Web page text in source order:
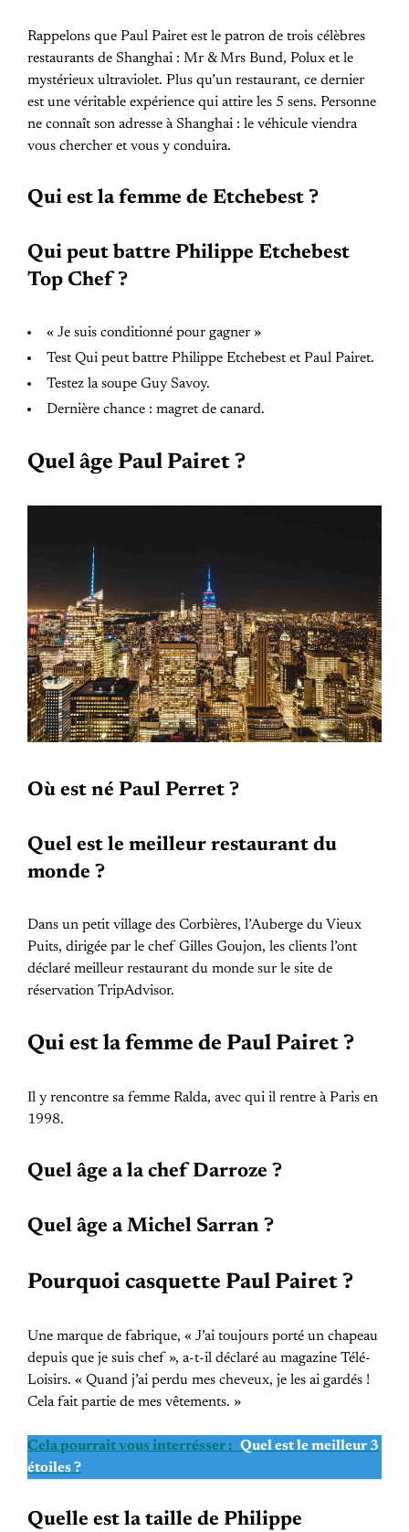
Rappelons que Paul Pairet est le patron de trois célèbres
restaurants de Shanghai : Mr & Mrs Bund, Polux et le
mystérieux ultraviolet. Plus qu’un restaurant, ce dernier
est une véritable expérience qui attire les 5 sens. Personne
ne connaît son adresse à Shanghai : le véhicule viendra
vous chercher et vous y conduira.
Qui est la femme de Etchebest ?
Qui peut battre Philippe Etchebest
Top Chef ?
« Je suis conditionné pour gagner »
Test Qui peut battre Philippe Etchebest et Paul Pairet.
Testez la soupe Guy Savoy.
Dernière chance : magret de canard.
Quel âge Paul Pairet ?
Où est né Paul Perret ?
Quel est le meilleur restaurant du
monde ?
Dans un petit village des Corbières, l’Auberge du Vieux
Puits, dirigée par le chef Gilles Goujon, les clients l’ont
déclaré meilleur restaurant du monde sur le site de
réservation TripAdvisor.
Qui est la femme de Paul Pairet ?
Il y rencontre sa femme Ralda, avec qui il rentre à Paris en
1998.
Quel âge a la chef Darroze ?
Quel âge a Michel Sarran ?
Pourquoi casquette Paul Pairet ?
Une marque de fabrique, « J’ai toujours porté un chapeau
depuis que je suis chef », a-t-il déclaré au magazine Télé-
Loisirs. « Quand j’ai perdu mes cheveux, je les ai gardés !
Cela fait partie de mes vêtements. »
Cela pourrait vous interrésser : Quel est le meilleur 3
étoiles ?
Quelle est la taille de Philippe